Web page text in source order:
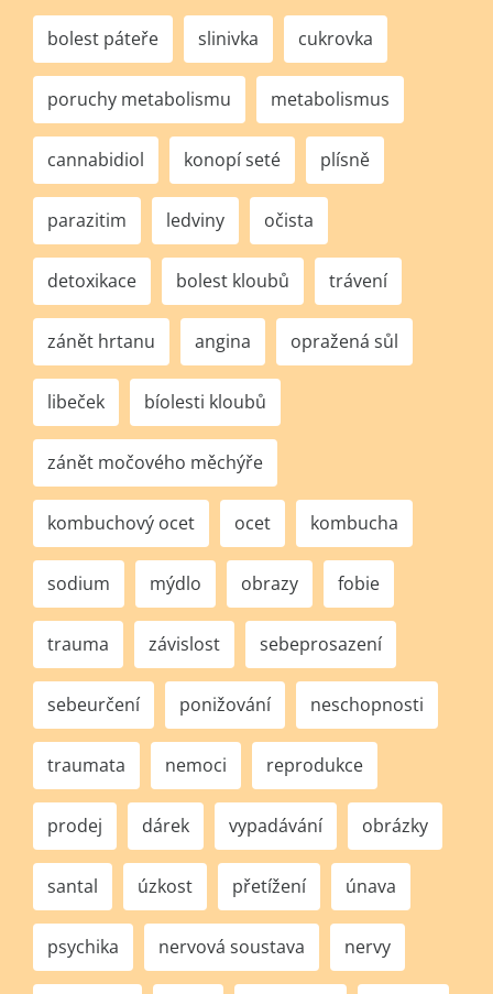
bolest páteře slinivka cukrovka
poruchy metabolismu metabolismus
cannabidiol konopí seté plísně
parazitim ledviny očista
detoxikace bolest kloubů trávení
zánět hrtanu angina opražená sůl
libeček bíolesti kloubů
zánět močového měchýře
kombuchový ocet ocet kombucha
sodium mýdlo obrazy fobie
trauma závislost sebeprosazení
sebeurčení ponižování neschopnosti
traumata nemoci reprodukce
prodej dárek vypadávání obrázky
santal úzkost přetížení únava
psychika nervová soustava nervy